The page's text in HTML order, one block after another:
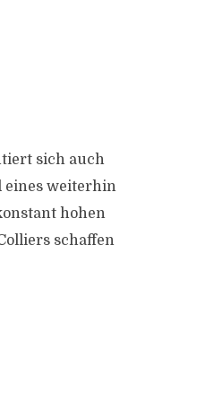
sich auch
eines weiterhin
hohen
schaffen